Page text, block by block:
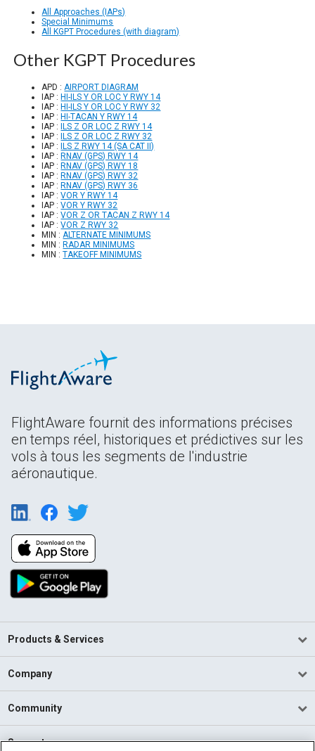
All Approaches (IAPs)
Special Minimums
All KGPT Procedures (with diagram)
Other KGPT Procedures
APD :AIRPORT DIAGRAM
IAP : HI-ILS Y OR LOC Y RWY 14
IAP : HI-ILS Y OR LOC Y RWY 32
IAP : HI-TACAN Y RWY 14
IAP :
ILS Z OR LOC Z RWY 14
IAP :
ILS Z OR LOC Z RWY 32
IAP :
ILS Z RWY 14 (SA CAT II)
IAP : RNAV (GPS) RWY 14
IAP : RNAV (GPS) RWY 18
IAP : RNAV (GPS) RWY 32
IAP : RNAV (GPS) RWY 36
IAP :VOR Y RWY 14
IAP :VOR Y RWY 32
IAP :VOR Z OR TACAN Z RWY 14
IAP :VOR Z RWY 32
MIN :ALTERNATE MINIMUMS
MIN : RADAR MINIMUMS
MIN :TAKEOFF MINIMUMS
FlightAware fournit des informations précises
en temps réel, historiques et prédictives sur les
vols à tous les segments de l'industrie
aéronautique.
Products & Services
Company
Community
Support